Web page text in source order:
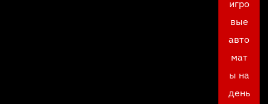
игро
вые
авто
мат
ы на
день